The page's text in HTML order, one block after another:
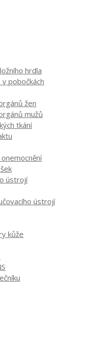
hrdla
v pobočkách
žen
mužů
tkání
ústrojí
ústrojí
kůže